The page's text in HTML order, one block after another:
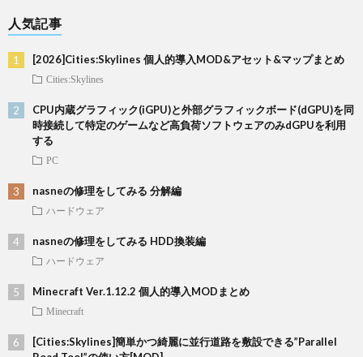
人気記事
[2026]Cities:Skylines 個人的導入MOD&アセット&マップまとめ
Cities:Skylines
CPU内蔵グラフィック(iGPU)と外部グラフィックボード(dGPU)を同
時接続して特定のゲームなど高負荷ソフトウェアのみdGPUを利用
する
PC
nasneの修理をしてみる 分解編
ハードウェア
nasneの修理をしてみる HDD換装編
ハードウェア
Minecraft Ver.1.12.2 個人的導入MODまとめ
Minecraft
[Cities:Skylines]簡単かつ綺麗に並行道路を敷設できる”Parallel